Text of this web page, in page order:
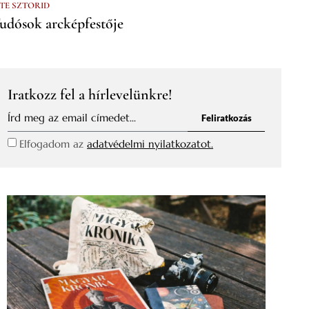
SZTORID
arcképfestője
Iratkozz fel a hírlevelünkre!
Elfogadom azadatvédelmi nyilatkozatot.
Feliratkozás